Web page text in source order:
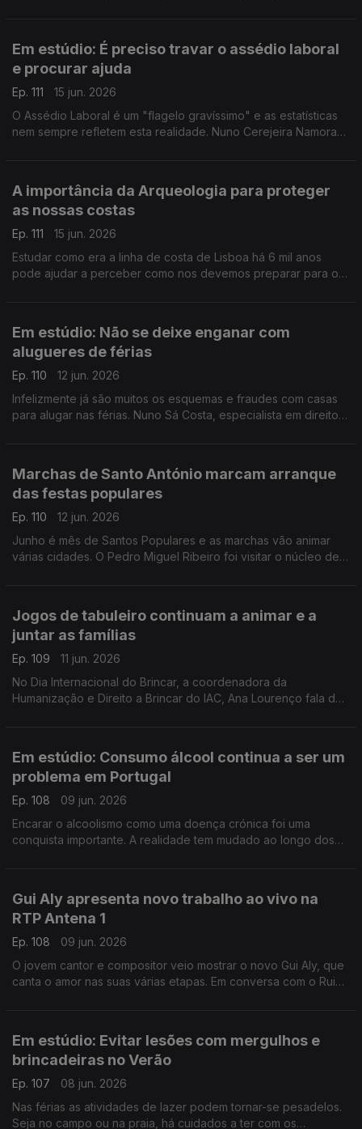
Em estúdio: É preciso travar o assédio laboral
e procurar ajuda
Ep. 111
15 jun. 2026
O Assédio Laboral é um "flagelo gravíssimo" e as estatísticas
nem sempre refletem esta realidade. Nuno Cerejeira Namora
A importância da Arqueologia para proteger
as nossas costas
Ep. 111
15 jun. 2026
Estudar como era a linha de costa de Lisboa há 6 mil anos
pode ajudar a perceber como nos devemos preparar para o
Em estúdio: Não se deixe enganar com
alugueres de férias
Ep. 110
12 jun. 2026
Infelizmente já são muitos os esquemas e fraudes com casas
para alugar nas férias. Nuno Sá Costa, especialista em direito
Marchas de Santo António marcam arranque
das festas populares
Ep. 110
12 jun. 2026
Junho é mês de Santos Populares e as marchas vão animar
várias cidades. O Pedro Miguel Ribeiro foi visitar o núcleo de
Jogos de tabuleiro continuam a animar e a
juntar as famílias
Ep. 109
11 jun. 2026
No Dia Internacional do Brincar, a coordenadora da
Humanização e Direito a Brincar do IAC, Ana Lourenço fala da
Em estúdio: Consumo álcool continua a ser um
problema em Portugal
Ep. 108
09 jun. 2026
Encarar o alcoolismo como uma doença crónica foi uma
conquista importante. A realidade tem mudado ao longo dos
Gui Aly apresenta novo trabalho ao vivo na
RTP Antena 1
Ep. 108
09 jun. 2026
O jovem cantor e compositor veio mostrar o novo Gui Aly, que
canta o amor nas suas várias etapas. Em conversa com o Rui
Em estúdio: Evitar lesões com mergulhos e
brincadeiras no Verão
Ep. 107
08 jun. 2026
Nas férias as atividades de lazer podem tornar-se pesadelos.
Seja no campo ou na praia, há cuidados a ter com os